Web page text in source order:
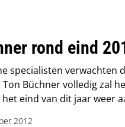
rond eind
specialisten verwachten
Büchner volledig zal
eind van dit jaar weer
2012